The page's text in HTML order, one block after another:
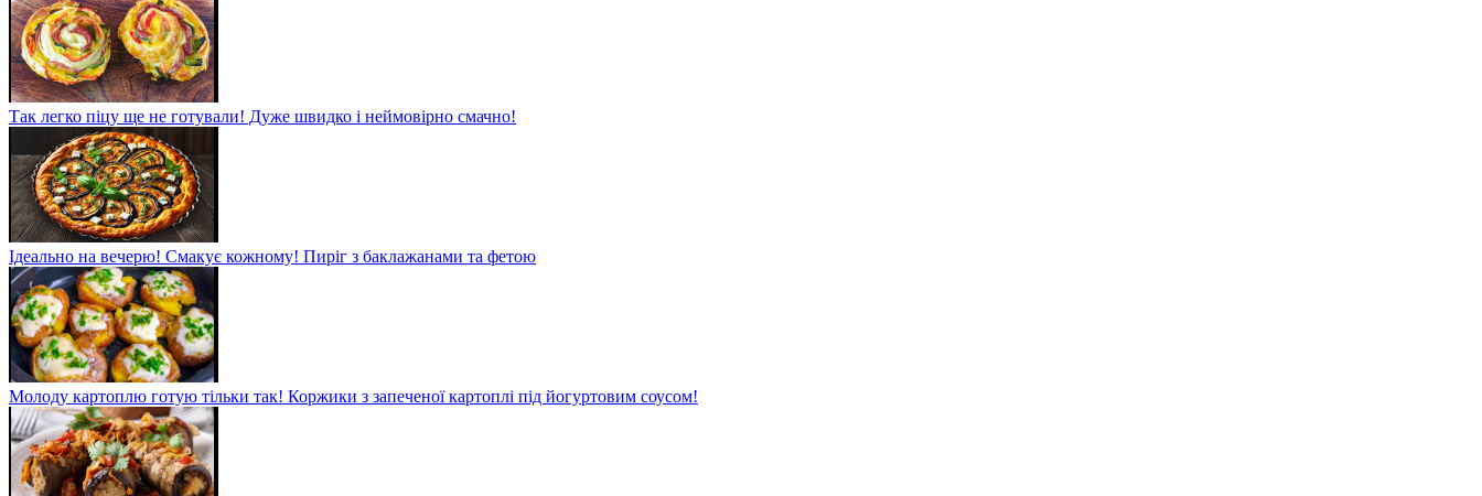
Так легко піцу ще не готували! Дуже швидко і неймовірно смачно!
Ідеально на вечерю! Смакує кожному! Пиріг з баклажанами та фетою
Молоду картоплю готую тільки так! Коржики з запеченої картоплі під йогуртовим соусом!